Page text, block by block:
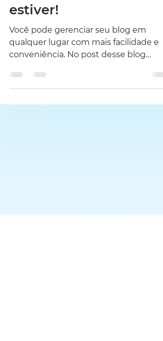
Agora você pode
escrever no blog onde
estiver!
qualquer lugar com mais facilidade e
conveniência. No post desse blog
vamos compartilhar dicas de como...